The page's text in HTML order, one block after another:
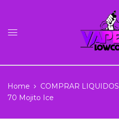
Home COMPRAR LIQUIDOS
70 Mojito Ice